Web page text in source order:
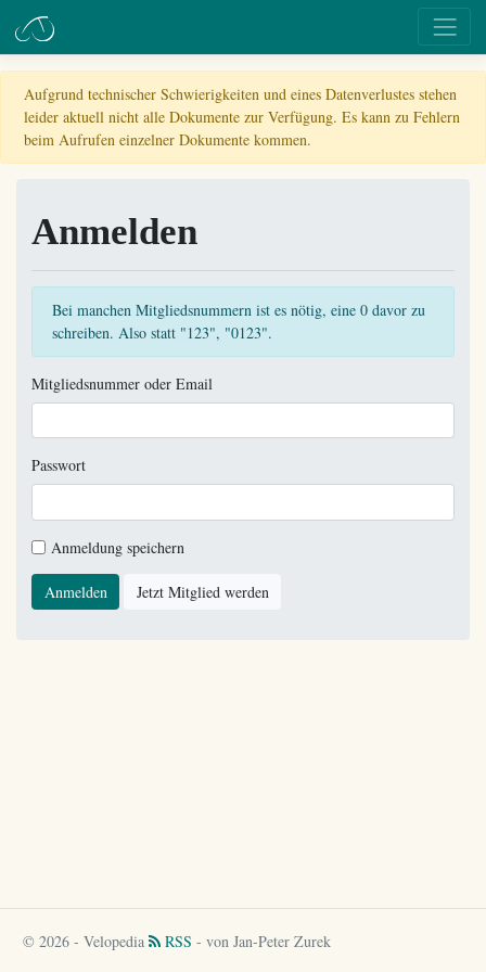
Aufgrund technischer Schwierigkeiten und eines Datenverlustes stehen
leider aktuell nicht alle Dokumente zur Verfügung. Es kann zu Fehlern
beim Aufrufen einzelner Dokumente kommen.
Anmelden
Bei manchen Mitgliedsnummern ist es nötig, eine 0 davor zu
schreiben. Also statt "123", "0123".
Mitgliedsnummer oder Email
Passwort
Anmeldung speichern
Anmelden Jetzt Mitglied werden
© 2026 - Velopedia RSS - von Jan-Peter Zurek